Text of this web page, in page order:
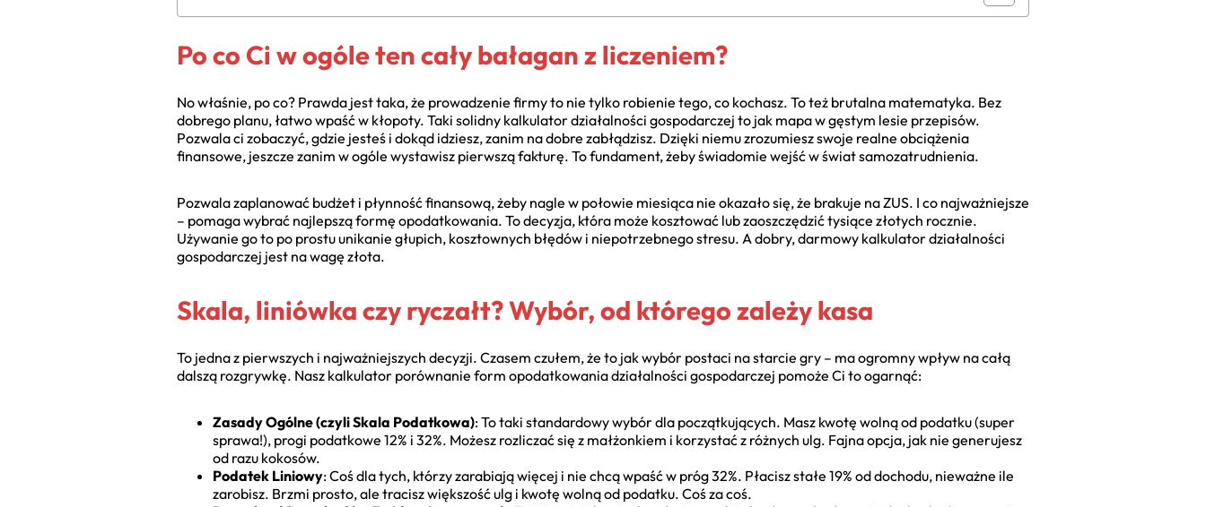
Po co Ci w ogóle ten cały bałagan z liczeniem?
No właśnie, po co? Prawda jest taka, że prowadzenie firmy to nie tylko robienie tego, co kochasz. To też brutalna matematyka. Bez
dobrego planu, łatwo wpaść w kłopoty. Taki solidny kalkulator działalności gospodarczej to jak mapa w gęstym lesie przepisów.
Pozwala ci zobaczyć, gdzie jesteś i dokąd idziesz, zanim na dobre zabłądzisz. Dzięki niemu zrozumiesz swoje realne obciążenia
finansowe, jeszcze zanim w ogóle wystawisz pierwszą fakturę. To fundament, żeby świadomie wejść w świat samozatrudnienia.
Pozwala zaplanować budżet i płynność finansową, żeby nagle w połowie miesiąca nie okazało się, że brakuje na ZUS. I co najważniejsze
– pomaga wybrać najlepszą formę opodatkowania. To decyzja, która może kosztować lub zaoszczędzić tysiące złotych rocznie.
Używanie go to po prostu unikanie głupich, kosztownych błędów i niepotrzebnego stresu. A dobry, darmowy kalkulator działalności
gospodarczej jest na wagę złota.
Skala, liniówka czy ryczałt? Wybór, od którego zależy kasa
To jedna z pierwszych i najważniejszych decyzji. Czasem czułem, że to jak wybór postaci na starcie gry – ma ogromny wpływ na całą
dalszą rozgrywkę. Nasz kalkulator porównanie form opodatkowania działalności gospodarczej pomoże Ci to ogarnąć:
Zasady Ogólne (czyli Skala Podatkowa): To taki standardowy wybór dla początkujących. Masz kwotę wolną od podatku (super
sprawa!), progi podatkowe 12% i 32%. Możesz rozliczać się z małżonkiem i korzystać z różnych ulg. Fajna opcja, jak nie generujesz
od razu kokosów.
Podatek Liniowy: Coś dla tych, którzy zarabiają więcej i nie chcą wpaść w próg 32%. Płacisz stałe 19% od dochodu, nieważne ile
zarobisz. Brzmi prosto, ale tracisz większość ulg i kwotę wolną od podatku. Coś za coś.